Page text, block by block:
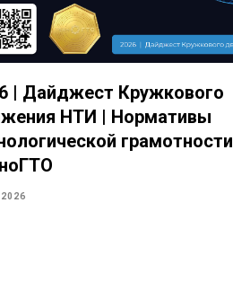
| Дайджест Кружкового
НТИ | Нормативы
грамотности